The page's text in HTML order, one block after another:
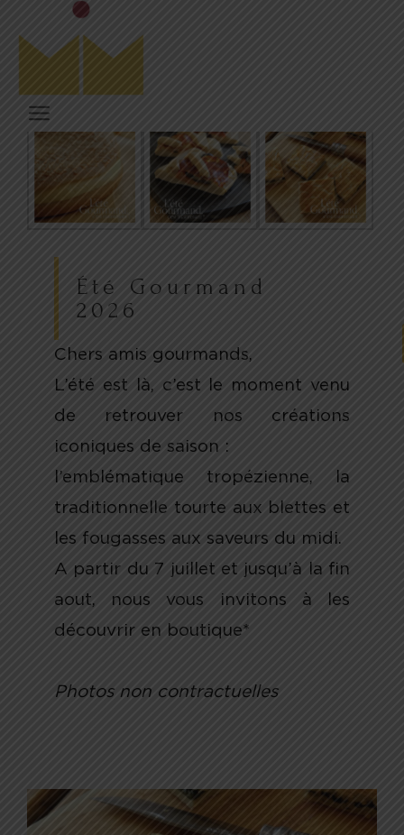
Été Gourmand
2026
Chers amis gourmands,
L’été est là, c’est le moment venu
de retrouver nos créations
iconiques de saison :
l’emblématique tropézienne, la
traditionnelle tourte aux blettes et
les fougasses aux saveurs du midi.
A partir du 7 juillet et jusqu’à la fin
aout, nous vous invitons à les
découvrir en boutique*
Photos non contractuelles